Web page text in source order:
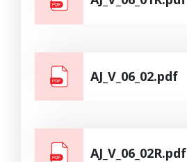
AJ_V_06_02.pdf
AJ_V_06_02R.pdf